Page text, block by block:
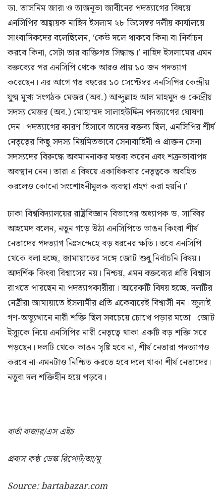
ডা. তাসনিম জারা ও তাজনূভা জাবীনের পদত্যাগের বিষয়ে
এনসিপির আহ্বায়ক নাহিদ ইসলাম ২৮ ডিসেম্বর দলীয় কার্যালয়ে
সাংবাদিকদের বলেছিলেন, ‘কেউ দলে থাকবে কিনা বা নির্বাচন
করবে কিনা, সেটা তার ব্যক্তিগত সিদ্ধান্ত।’ নাহিদ ইসলামের এমন
বক্তব্যের পর এনসিপি থেকে আরও প্রায় ১০ জন পদত্যাগ
করেছেন। এর আগে গত বছরের ১০ সেপ্টেম্বর এনসিপির কেন্দ্রীয়
যুগ্ম মুখ্য সংগঠক মেজর (অব.) আব্দুল্লাহ আল মাহমুদ ও কেন্দ্রীয়
সদস্য মেজর (অব.) মোহাম্মদ সালাহউদ্দিন পদত্যাগের ঘোষণা
দেন। পদত্যাগের কারণ হিসাবে তাদের বক্তব্য ছিল, এনসিপির শীর্ষ
নেতৃত্বের কিছু সদস্য নিয়মিতভাবে সেনাবাহিনী ও প্রাক্তন সেনা
সদস্যদের বিরুদ্ধে অবমাননাকর মন্তব্য করেন এবং শত্রুভাবাপন্ন
অবস্থান নেন। তারা এ বিষয়ে একাধিকবার নেতৃত্বকে অবহিত
করলেও কোনো সংশোধনীমূলক ব্যবস্থা গ্রহণ করা হয়নি।’
ঢাকা বিশ্ববিদ্যালয়ের রাষ্ট্রবিজ্ঞান বিভাগের অধ্যাপক ড. সাব্বির
আহমেদ বলেন, নতুন গড়ে উঠা এনসিপিতে ভাঙন কিংবা শীর্ষ
নেতাদের পদত্যাগ নিঃসন্দেহে বড় ধরনের ক্ষতি। তবে এনসিপি
থেকে বলা হচ্ছে, জামায়াতের সঙ্গে জোট শুধু নির্বাচনি বিষয়।
আদর্শিক কিংবা বিশ্বাসের নয়। নিশ্চয়, এমন বক্তব্যের প্রতি বিশ্বাস
রাখতে পারছেন না পদত্যাগকারীরা। আরেকটি বিষয় হচ্ছে, দলটির
নেত্রীরা জামায়াতে ইসলামীর প্রতি একেবারেই বিশ্বাসী নন। জুলাই
গণ-অভ্যুত্থানে নারী শক্তি ছিল সবচেয়ে চোখে পড়ার মতো। জোট
ইস্যুকে নিয়ে এনসিপির নারী নেতৃত্বে থাকা একটি বড় শক্তি সরে
পড়ছেন। দলটি থেকে ভাঙন সৃষ্টি হবে না, শীর্ষ নেতারা পদত্যাগও
করবে না-এমনটাও নিশ্চিত করতে হবে দলে থাকা শীর্ষ নেতাদের।
নতুবা দল শক্তিহীন হয়ে পড়বে।
বার্তা বাজার/এস এইচ
প্রবাস কন্ঠ ডেস্ক রিপোর্ট/আ/মু